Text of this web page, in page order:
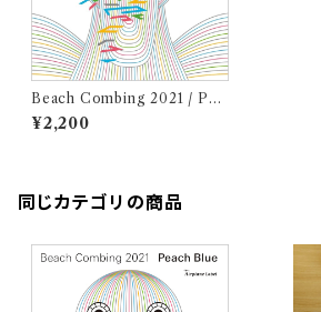
Beach Combing 2021 / Pea
ch Blue (CD)
¥2,200
同じカテゴリの商品